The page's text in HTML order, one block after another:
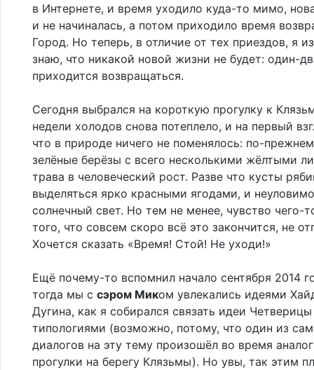
в Интернете, и время уходило куда-то мимо,
и не начиналась, а потом приходило время
Город. Но теперь, в отличие от тех приездов, я
знаю, что никакой новой жизни не будет: один-
приходится возвращаться.
Сегодня выбрался на короткую прогулку к
недели холодов снова потеплело, и на первый
что в природе ничего не поменялось: по-
зелёные берёзы с всего несколькими жёлтыми
трава в человеческий рост. Разве что кусты
выделяться ярко красными ягодами, и
солнечный свет. Но тем не менее, чувство чего-
того, что совсем скоро всё это закончится, не
Хочется сказать «Время! Стой! Не уходи!»
Ещё почему-то вспомнил начало сентября 2014
тогда мы с сэром Миком увлекались идеями
Дугина, как я собирался связать идеи
типологиями (возможно, потому, что один из
диалогов на эту тему произошёл во время
прогулки на берегу Клязьмы). Но увы, так этим